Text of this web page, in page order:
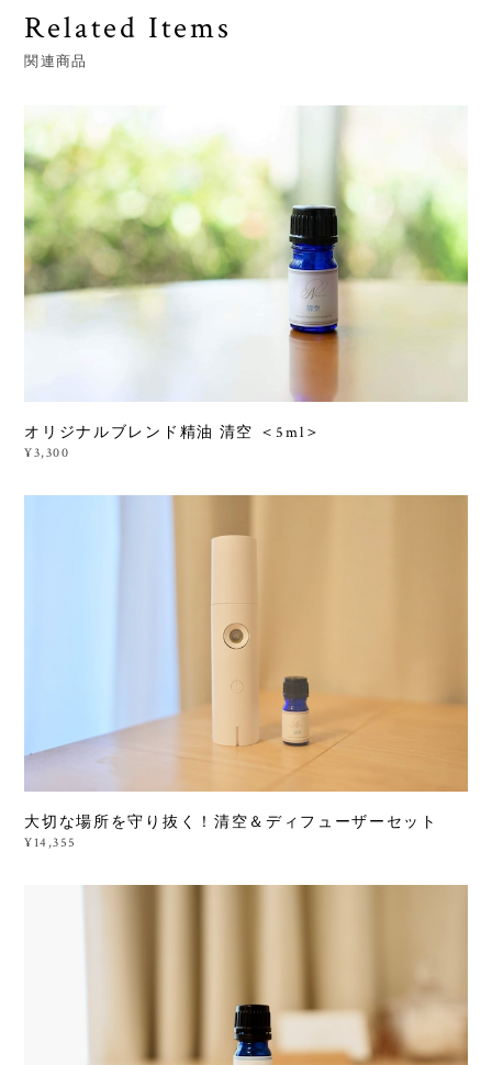
Related Items
関連商品
オリジナルブレンド精油 清空 ＜5ml＞
¥3,300
大切な場所を守り抜く！清空＆ディフューザーセット
¥14,355